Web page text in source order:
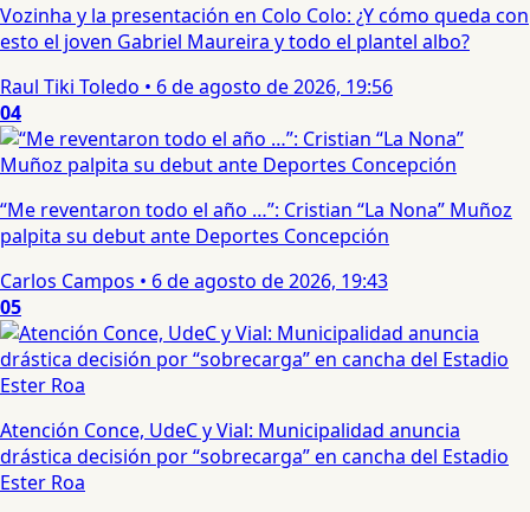
Vozinha y la presentación en Colo Colo: ¿Y cómo queda con
esto el joven Gabriel Maureira y todo el plantel albo?
Raul Tiki Toledo • 6 de agosto de 2026, 19:56
04
“Me reventaron todo el año …”: Cristian “La Nona” Muñoz
palpita su debut ante Deportes Concepción
Carlos Campos • 6 de agosto de 2026, 19:43
05
Atención Conce, UdeC y Vial: Municipalidad anuncia
drástica decisión por “sobrecarga” en cancha del Estadio
Ester Roa